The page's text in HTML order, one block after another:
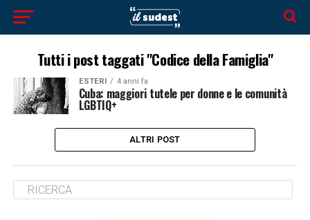
Tutti i post taggati "Codice della Famiglia"
ESTERI 4 anni fa
Cuba: maggiori tutele per donne e le comunità
LGBTIQ+
ALTRI POST